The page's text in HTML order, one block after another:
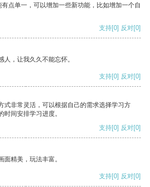
点单一，可以增加一些新功能，比如增加一个自
支持[0] 反对[0]
人，让我久久不能忘怀。
支持[0] 反对[0]
式非常灵活，可以根据自己的需求选择学习方
时间安排学习进度。
支持[0] 反对[0]
面精美，玩法丰富。
支持[0] 反对[0]